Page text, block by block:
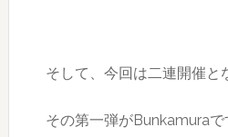
そして、今回は二連開催と
その第一弾がBunkamuraで